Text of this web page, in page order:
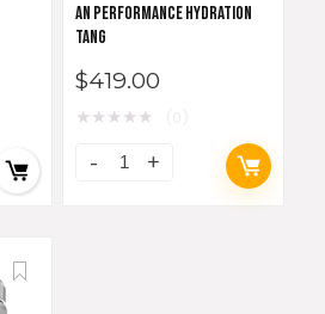
AN PERFORMANCE HYDRATION
TANG
$419.00
★★★★★